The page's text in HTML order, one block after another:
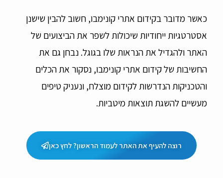
כאשר מדובר בקידום אתרי קונימבו, חשוב להבין שישנן
אסטרטגיות ייחודיות שיכולות לשפר את הביצועים של
האתר ולהגדיל את הנראות שלו בגוגל. נבחן גם את
החשיבות של קידום אתרי קונימבו, נסקור את הכלים
והטכניקות הנדרשות לקידום מוצלח, ונעניק טיפים
מעשיים להשגת תוצאות מיטביות.
רוצה להעיף את האתר לעמוד הראשון? לחץ כאן